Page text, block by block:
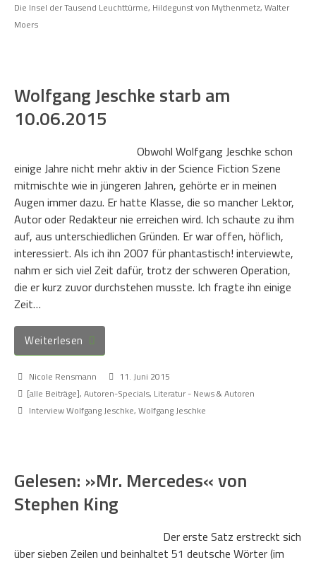
Die Insel der Tausend Leuchttürme, Hildegunst von Mythenmetz, Walter
Moers
Wolfgang Jeschke starb am
10.06.2015
Obwohl Wolfgang Jeschke schon
einige Jahre nicht mehr aktiv in der Science Fiction Szene
mitmischte wie in jüngeren Jahren, gehörte er in meinen
Augen immer dazu. Er hatte Klasse, die so mancher Lektor,
Autor oder Redakteur nie erreichen wird. Ich schaute zu ihm
auf, aus unterschiedlichen Gründen. Er war offen, höflich,
interessiert. Als ich ihn 2007 für phantastisch! interviewte,
nahm er sich viel Zeit dafür, trotz der schweren Operation,
die er kurz zuvor durchstehen musste. Ich fragte ihn einige
Zeit…
Weiterlesen
Nicole Rensmann
11. Juni 2015
[alle Beiträge], Autoren-Specials, Literatur - News & Autoren
Interview Wolfgang Jeschke, Wolfgang Jeschke
Gelesen: »Mr. Mercedes« von
Stephen King
Der erste Satz erstreckt sich
über sieben Zeilen und beinhaltet 51 deutsche Wörter (im